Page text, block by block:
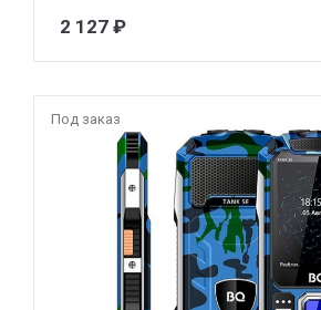
2 127 ₽
Под заказ